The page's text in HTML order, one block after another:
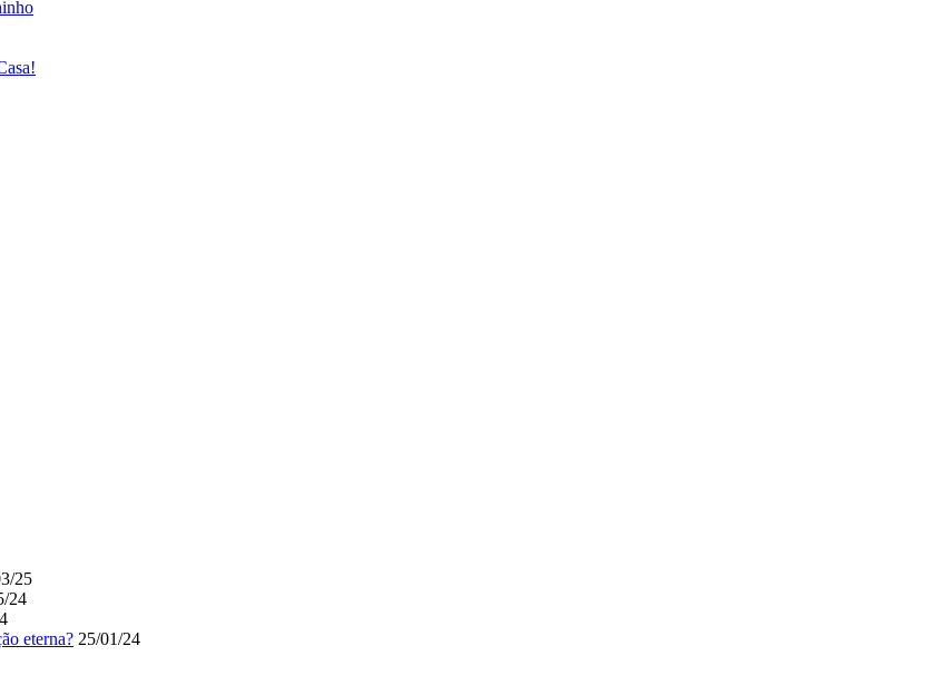
25
24
eterna? 25/01/24